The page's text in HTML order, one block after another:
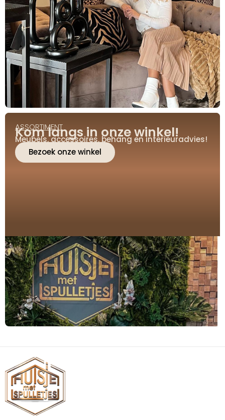
ASSORTIMENT
Kom langs in onze winkel!
Meubels, accessoires, behang en interieuradvies!
Bezoek onze winkel